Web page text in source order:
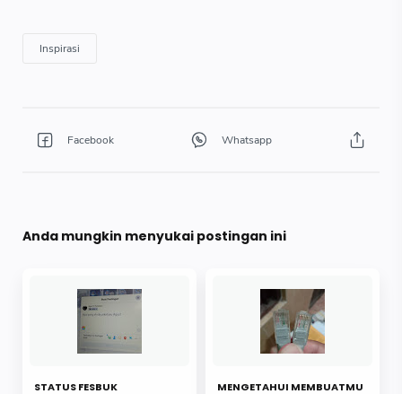
Anda mungkin menyukai postingan ini
STATUS FESBUK MENGETAHUI MEMBUATMU